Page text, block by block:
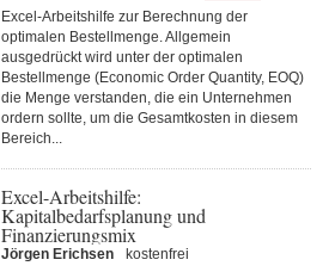
Excel-Arbeitshilfe zur Berechnung der
optimalen Bestellmenge. Allgemein
ausgedrückt wird unter der optimalen
Bestellmenge (Economic Order Quantity, EOQ)
die Menge verstanden, die ein Unternehmen
ordern sollte, um die Gesamtkosten in diesem
Bereich...
Excel-Arbeitshilfe:
Kapitalbedarfsplanung und
Finanzierungsmix
Jörgen Erichsen
kostenfrei